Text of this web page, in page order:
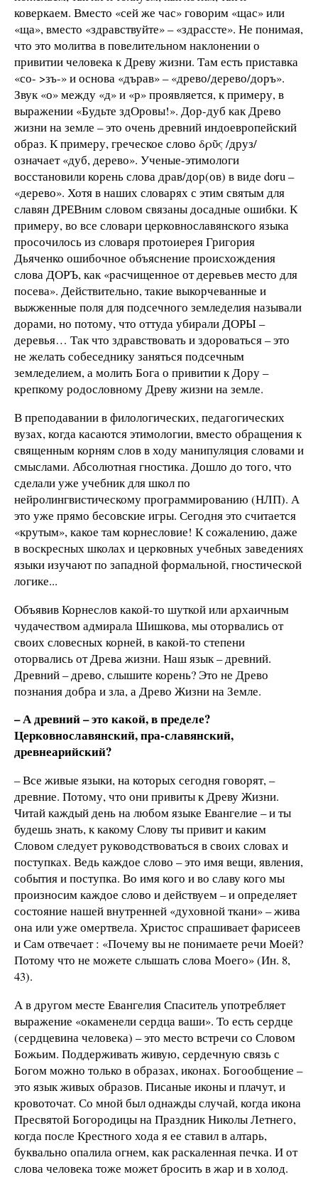
коверкаем. Вместо «сей же час» говорим «щас» или
«ща», вместо «здравствуйте» – «здрассте». Не понимая,
что это молитва в повелительном наклонении о
привитии человека к Древу жизни. Там есть приставка
«со- >зъ-» и основа «дърав» – «древо/дерево/доръ».
Звук «о» между «д» и «р» проявляется, к примеру, в
выражении «Будьте здОровы!». Дор-дуб как Древо
жизни на земле – это очень древний индоевропейский
образ. К примеру, греческое слово δρῦς /друз/
означает «дуб, дерево». Ученые-этимологи
восстановили корень слова драв/дор(ов) в виде doru –
«дерево». Хотя в наших словарях с этим святым для
славян ДРЕВним словом связаны досадные ошибки. К
примеру, во все словари церковнославянского языка
просочилось из словаря протоиерея Григория
Дьяченко ошибочное объяснение происхождения
слова ДОРЪ, как «расчищенное от деревьев место для
посева». Действительно, такие выкорчеванные и
выжженные поля для подсечного земледелия называли
дорами, но потому, что оттуда убирали ДОРЫ –
деревья… Так что здравствовать и здороваться – это
не желать собеседнику заняться подсечным
земледелием, а молить Бога о привитии к Дору –
крепкому родословному Древу жизни на земле.
В преподавании в филологических, педагогических
вузах, когда касаются этимологии, вместо обращения к
священным корням слов в ходу манипуляция словами и
смыслами. Абсолютная гностика. Дошло до того, что
сделали уже учебник для школ по
нейролингвистическому программированию (НЛП). А
это уже прямо бесовские игры. Сегодня это считается
«крутым», какое там корнесловие! К сожалению, даже
в воскресных школах и церковных учебных заведениях
языки изучают по западной формальной, гностической
логике...
Объявив Корнеслов какой-то шуткой или архаичным
чудачеством адмирала Шишкова, мы оторвались от
своих словесных корней, в какой-то степени
оторвались от Древа жизни. Наш язык – древний.
Древний – древо, слышите корень? Это не Древо
познания добра и зла, а Древо Жизни на Земле.
– А древний – это какой, в пределе?
Церковнославянский, пра-славянский,
древнеарийский?
– Все живые языки, на которых сегодня говорят, –
древние. Потому, что они привиты к Древу Жизни.
Читай каждый день на любом языке Евангелие – и ты
будешь знать, к какому Слову ты привит и каким
Словом следует руководствоваться в своих словах и
поступках. Ведь каждое слово – это имя вещи, явления,
события и поступка. Во имя кого и во славу кого мы
произносим каждое слово и действуем – и определяет
состояние нашей внутренней «духовной ткани» – жива
она или уже омертвела. Христос спрашивает фарисеев
и Сам отвечает : «Почему вы не понимаете речи Моей?
Потому что не можете слышать слова Моего» (Ин. 8,
43).
А в другом месте Евангелия Спаситель употребляет
выражение «окаменели сердца ваши». То есть сердце
(сердцевина человека) – это место встречи со Словом
Божьим. Поддерживать живую, сердечную связь с
Богом можно только в образах, иконах. Богообщение –
это язык живых образов. Писаные иконы и плачут, и
кровоточат. Со мной был однажды случай, когда икона
Пресвятой Богородицы на Праздник Николы Летнего,
когда после Крестного хода я ее ставил в алтарь,
буквально опалила огнем, как раскаленная печка. И от
слова человека тоже может бросить в жар и в холод.